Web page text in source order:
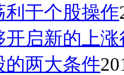
利于个股操作
开启新的上涨
的两大条件